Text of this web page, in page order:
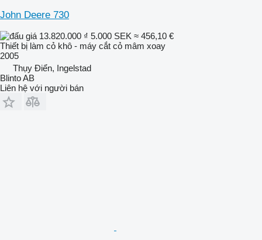
John Deere 730
13.820.000 ₫ 5.000 SEK ≈ 456,10 €
Thiết bị làm cỏ khô - máy cắt cỏ mâm xoay
2005
Thụy Điển, Ingelstad
Blinto AB
Liên hệ với người bán